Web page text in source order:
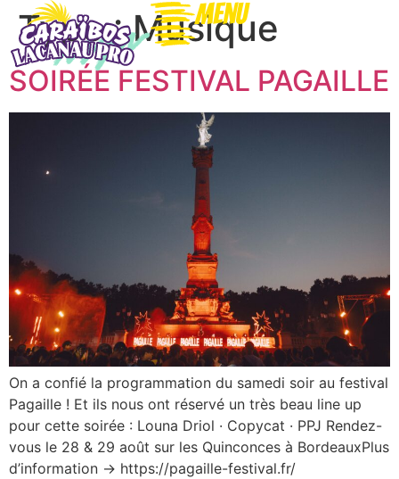
Menu
Type :Musique
SOIRÉE FESTIVAL PAGAILLE
On a confié la programmation du samedi soir au festival
Pagaille ! Et ils nous ont réservé un très beau line up
pour cette soirée : Louna Driol · Copycat · PPJ Rendez-
vous le 28 & 29 août sur les Quinconces à BordeauxPlus
d’information → https://pagaille-festival.fr/